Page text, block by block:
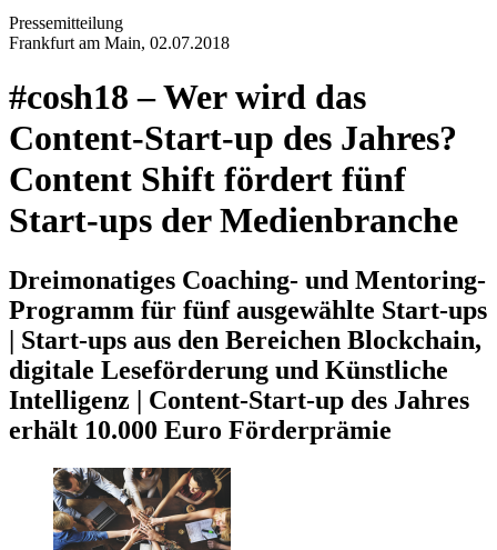
Pressemitteilung
Frankfurt am Main, 02.07.2018
#cosh18 – Wer wird das
Content-Start-up des Jahres?
Content Shift fördert fünf
Start-ups der Medienbranche
Dreimonatiges Coaching- und Mentoring-
Programm für fünf ausgewählte Start-ups
| Start-ups aus den Bereichen Blockchain,
digitale Leseförderung und Künstliche
Intelligenz | Content-Start-up des Jahres
erhält 10.000 Euro Förderprämie